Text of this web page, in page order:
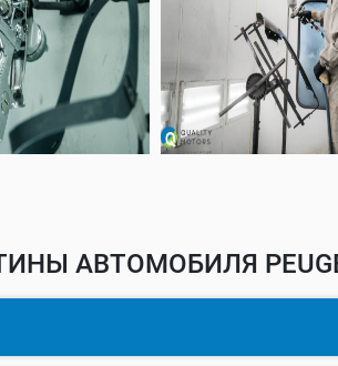
АВТОМОБИЛЯ